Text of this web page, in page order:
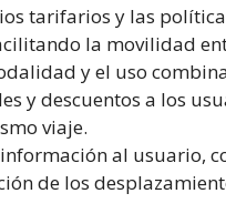
tarifarios y las
la movilidad
y el uso
y descuentos a los
viaje.
al usuario,
de los